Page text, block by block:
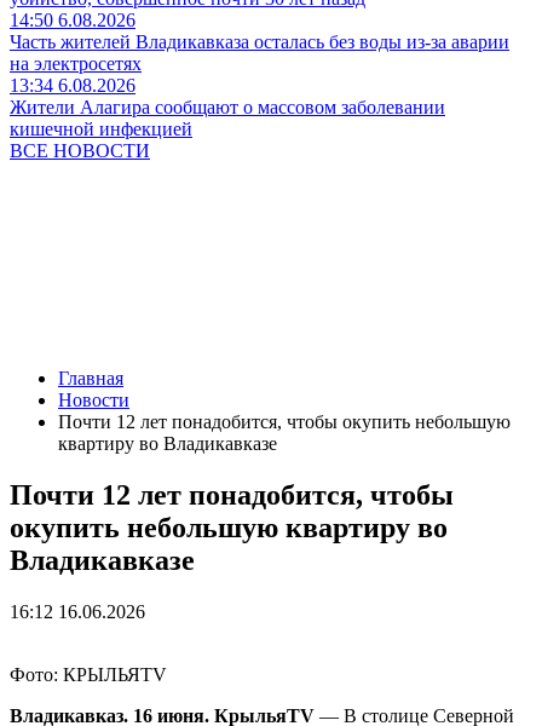
14:50 6.08.2026
Часть жителей Владикавказа осталась без воды из-за аварии
на электросетях
13:34 6.08.2026
Жители Алагира сообщают о массовом заболевании
кишечной инфекцией
ВСЕ НОВОСТИ
Главная
Новости
Почти 12 лет понадобится, чтобы окупить небольшую
квартиру во Владикавказе
Почти 12 лет понадобится, чтобы
окупить небольшую квартиру во
Владикавказе
16:12 16.06.2026
Фото: КРЫЛЬЯTV
Владикавказ. 16 июня. КрыльяTV — В столице Северной